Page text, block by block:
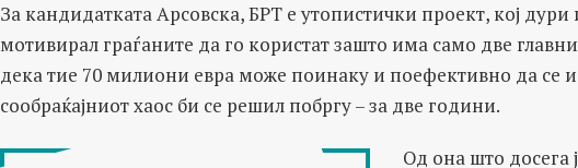
За кандидатката Арсовска, БРТ е утопистички проект, кој дури
мотивирал граѓаните да го користат зашто има само две
дека тие 70 милиони евра може поинаку и поефективно да се
сообраќајниот хаос би се решил побргу – за две години.
Од она што досега